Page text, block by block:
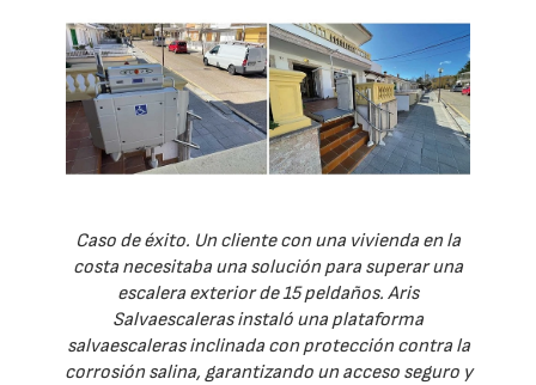
Caso de éxito. Un cliente con una vivienda en la
costa necesitaba una solución para superar una
escalera exterior de 15 peldaños. Aris
Salvaescaleras instaló una plataforma
salvaescaleras inclinada con protección contra la
corrosión salina, garantizando un acceso seguro y